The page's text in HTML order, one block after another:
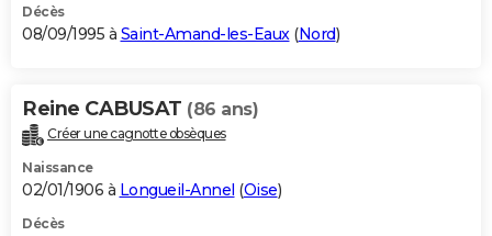
Décès
08/09/1995 à Saint-Amand-les-Eaux(Nord)
Reine CABUSAT (86 ans)
Créer une cagnotte obsèques
Naissance
02/01/1906 à Longueil-Annel (Oise)
Décès